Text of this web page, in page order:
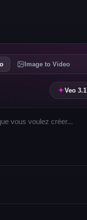
Image to Video
Veo 3.1